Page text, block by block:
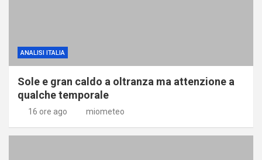
ANALISI ITALIA
Sole e gran caldo a oltranza ma attenzione a
qualche temporale
16 ore ago miometeo